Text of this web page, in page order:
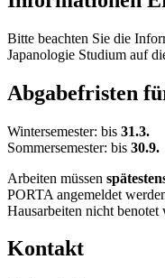
Bitte beachten Sie die
Japanologie Studium auf
Abgabefristen
Wintersemester: bis 31.3.
Sommersemester: bis 30.9.
Arbeiten müssen
PORTA angemeldet
Hausarbeiten nicht benotet
Kontakt